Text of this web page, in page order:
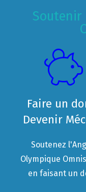
Faire un
Devenir
Soutenez
Olympique
en faisant un